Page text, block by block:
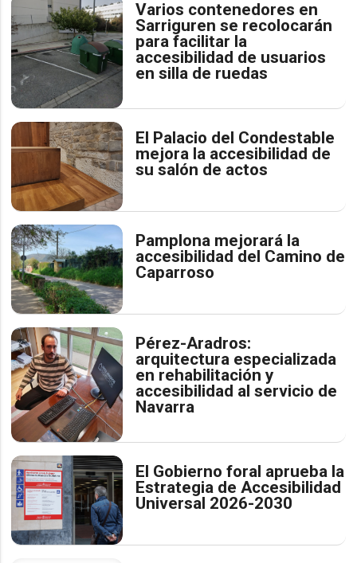
Varios contenedores en
Sarriguren se recolocarán
para facilitar la
accesibilidad de usuarios
en silla de ruedas
El Palacio del Condestable
mejora la accesibilidad de
su salón de actos
Pamplona mejorará la
accesibilidad del Camino de
Caparroso
Pérez-Aradros:
arquitectura especializada
en rehabilitación y
accesibilidad al servicio de
Navarra
El Gobierno foral aprueba la
Estrategia de Accesibilidad
Universal 2026-2030